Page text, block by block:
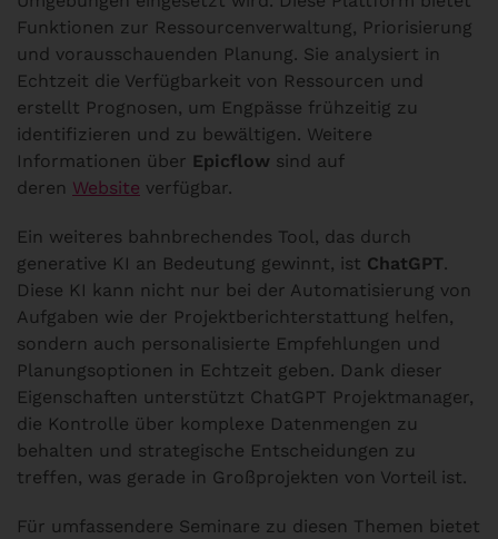
Funktionen zur Ressourcenverwaltung, Priorisierung
und vorausschauenden Planung. Sie analysiert in
Echtzeit die Verfügbarkeit von Ressourcen und
erstellt Prognosen, um Engpässe frühzeitig zu
identifizieren und zu bewältigen. Weitere
Informationen über Epicflow sind auf
deren Website verfügbar.
Ein weiteres bahnbrechendes Tool, das durch
generative KI an Bedeutung gewinnt, ist ChatGPT.
Diese KI kann nicht nur bei der Automatisierung von
Aufgaben wie der Projektberichterstattung helfen,
sondern auch personalisierte Empfehlungen und
Planungsoptionen in Echtzeit geben. Dank dieser
Eigenschaften unterstützt ChatGPT Projektmanager,
die Kontrolle über komplexe Datenmengen zu
behalten und strategische Entscheidungen zu
treffen, was gerade in Großprojekten von Vorteil ist.
Für umfassendere Seminare zu diesen Themen bietet